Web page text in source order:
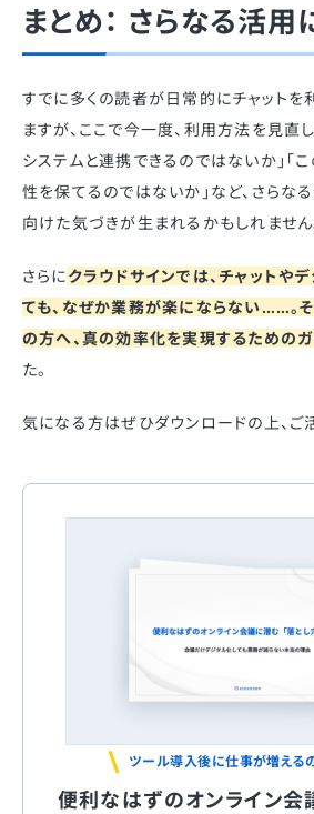
まとめ： さらなる活用
すでに多くの読者が日常的にチャットを
ますが、ここで今一度、利用方法を見直し
システムと連携できるのではないか」「
性を保てるのではないか」など、さらな
向けた気づきが生まれるかもしれません
さらにクラウドサインでは、チャットや
ても、なぜか業務が楽にならない……。
の方へ、真の効率化を実現するための
た。
気になる方はぜひダウンロードの上、ご
ツール導入後に仕事が増える
便利なはずのオンライン会